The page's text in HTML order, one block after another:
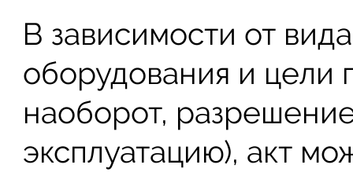
В зависимости от
оборудования и цели
наоборот,
эксплуатацию), акт